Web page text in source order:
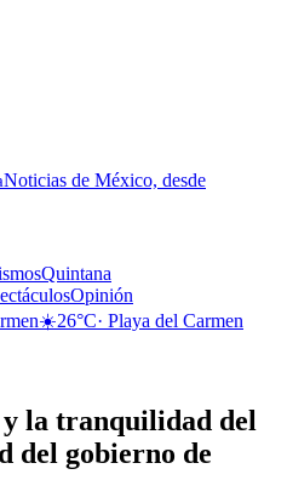
Noticias de México, desde
Quintana
Opinión
☀️26°C· Playa del Carmen
la tranquilidad del
del gobierno de